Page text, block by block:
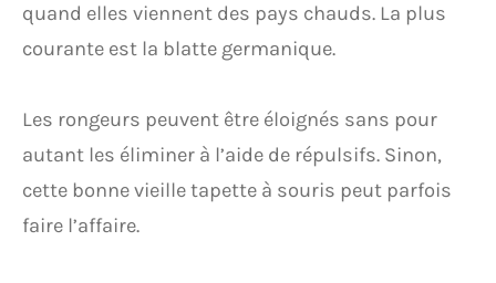
quand elles viennent des pays chauds. La plus
courante est la blatte germanique.
Les rongeurs peuvent être éloignés sans pour
autant les éliminer à l’aide de répulsifs. Sinon,
cette bonne vieille tapette à souris peut parfois
faire l’affaire.